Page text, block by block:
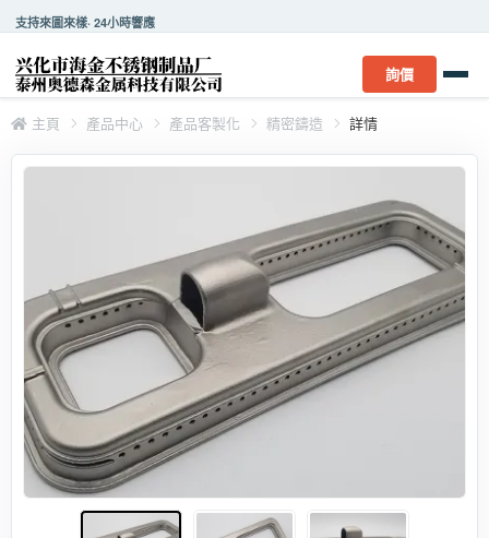
支持來圖來樣· 24小時響應
詢價
主頁 產品中心 產品客製化 精密鑄造 詳情